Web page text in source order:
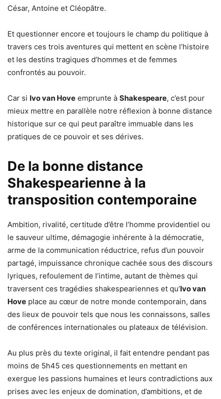
César, Antoine et Cléopâtre.
Et questionner encore et toujours le champ du politique à
travers ces trois aventures qui mettent en scène l’histoire
et les destins tragiques d’hommes et de femmes
confrontés au pouvoir.
Car si Ivo van Hove emprunte à Shakespeare, c’est pour
mieux mettre en parallèle notre réflexion à bonne distance
historique sur ce qui peut paraître immuable dans les
pratiques de ce pouvoir et ses dérives.
De la bonne distance
Shakespearienne à la
transposition contemporaine
Ambition, rivalité, certitude d’être l’homme providentiel ou
le sauveur ultime, démagogie inhérente à la démocratie,
arme de la communication réductrice, refus d’un pouvoir
partagé, impuissance chronique cachée sous des discours
lyriques, refoulement de l’intime, autant de thèmes qui
traversent ces tragédies shakespeariennes et qu’Ivo van
Hove place au cœur de notre monde contemporain, dans
des lieux de pouvoir tels que nous les connaissons, salles
de conférences internationales ou plateaux de télévision.
Au plus près du texte original, il fait entendre pendant pas
moins de 5h45 ces questionnements en mettant en
exergue les passions humaines et leurs contradictions aux
prises avec les enjeux de domination, d’ambitions, et de